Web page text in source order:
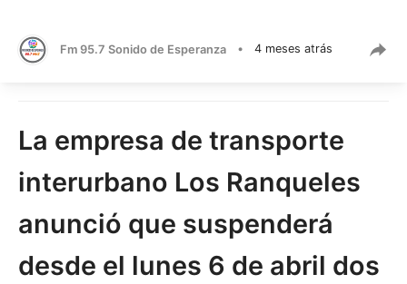
Fm 95.7 Sonido de Esperanza • 4 meses atrás
La empresa de transporte
interurbano Los Ranqueles
anunció que suspenderá
desde el lunes 6 de abril dos